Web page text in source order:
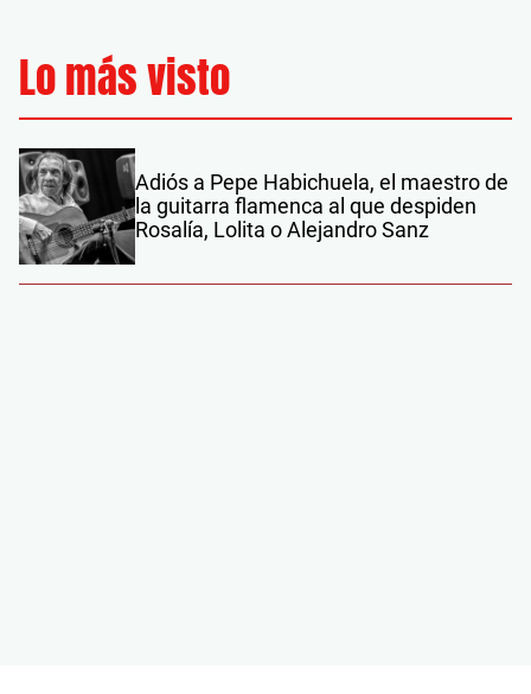
Lo más visto
Adiós a Pepe Habichuela, el maestro de
la guitarra flamenca al que despiden
Rosalía, Lolita o Alejandro Sanz